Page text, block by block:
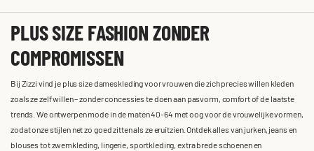
PLUS SIZE FASHION ZONDER
COMPROMISSEN
Bij Zizzi vind je plus size dameskleding voor vrouwen die zich precies willen kleden
zoals ze zelf willen – zonder concessies te doen aan pasvorm, comfort of de laatste
trends. We ontwerpen mode in de maten 40-64 met oog voor de vrouwelijke vormen,
zodat onze stijlen net zo goed zitten als ze eruitzien. Ontdek alles van jurken, jeans en
blouses tot zwemkleding, lingerie, sportkleding, extra brede schoenen en